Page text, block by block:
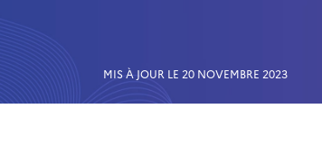
MIS À JOUR LE 20 NOVEMBRE 2023